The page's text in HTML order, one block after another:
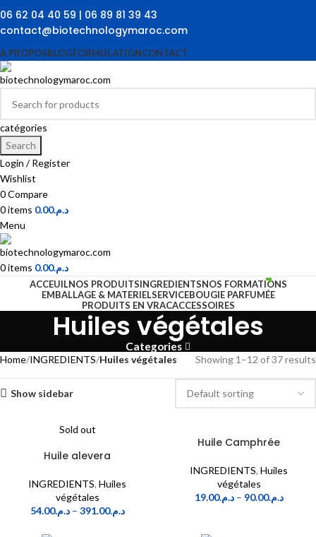
06 62 04 40 59 | 06 89 81 39 43
contact@biotechnologymaroc.com
À PROPOSBLOGFORMULATIONCONTACT
catégories
Search
Login / Register
Wishlist
0Compare
0items د.م.0.00
Menu
0items د.م.0.00
ACCEUILNOS PRODUITSINGREDIENTSNOS FORMATIONS
EMBALLAGE & MATERIELSERVICEBOUGIE PARFUMÉE
PRODUITS EN VRACACCESSOIRES
Huiles végétales
Categories
Home INGREDIENTS Huiles végétales Showing 1–12 of 37 results
Show sidebar
Sold out
Huile alevera
INGREDIENTS, Huiles
végétales
د.م.54.00 – د.م.391.00
Huile Camphrée
INGREDIENTS, Huiles
végétales
د.م.19.00 – د.م.90.00